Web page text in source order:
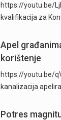
https://youtu.be/
kvalifikacija za
Apel
korištenje
https://youtu.be/
kanalizacija
Potres